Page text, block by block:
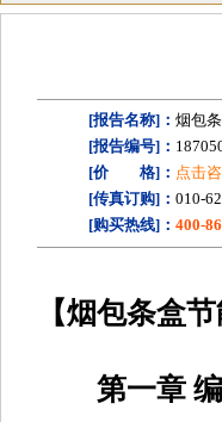
[报告名称]： 烟包
[报告编号]：
[价 格]： 点击
[传真订购]： 010-
[购买热线]： 400-
【烟包条盒
第一章